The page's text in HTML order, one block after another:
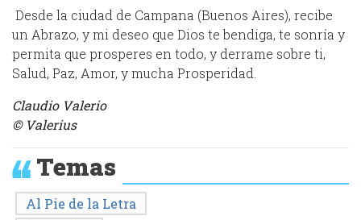
Desde la ciudad de Campana (Buenos Aires), recibe
un Abrazo, y mi deseo que Dios te bendiga, te sonría y
permita que prosperes en todo, y derrame sobre ti,
Salud, Paz, Amor, y mucha Prosperidad.
Claudio Valerio
© Valerius
Temas
Al Pie de la Letra